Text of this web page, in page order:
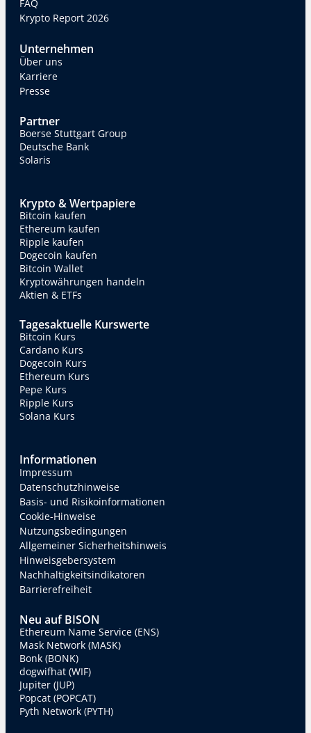
FAQ
Krypto Report 2026
Unternehmen
Über uns
Karriere
Presse
Partner
Boerse Stuttgart Group
Deutsche Bank
Solaris
Krypto & Wertpapiere
Bitcoin kaufen
Ethereum kaufen
Ripple kaufen
Dogecoin kaufen
Bitcoin Wallet
Kryptowährungen handeln
Aktien & ETFs
Tagesaktuelle Kurswerte
Bitcoin Kurs
Cardano Kurs
Dogecoin Kurs
Ethereum Kurs
Pepe Kurs
Ripple Kurs
Solana Kurs
Informationen
Impressum
Datenschutzhinweise
Basis- und Risikoinformationen
Cookie-Hinweise
Nutzungsbedingungen
Allgemeiner Sicherheitshinweis
Hinweisgebersystem
Nachhaltigkeitsindikatoren
Barrierefreiheit
Neu auf BISON
Ethereum Name Service (ENS)
Mask Network (MASK)
Bonk (BONK)
dogwifhat (WIF)
Jupiter (JUP)
Popcat (POPCAT)
Pyth Network (PYTH)